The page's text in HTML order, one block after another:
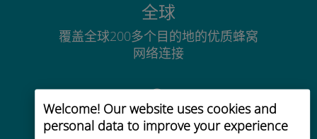
Welcome! Our website uses cookies and
personal data to improve your experience
全球
覆盖全球200多个目的地的优质蜂窝
网络连接